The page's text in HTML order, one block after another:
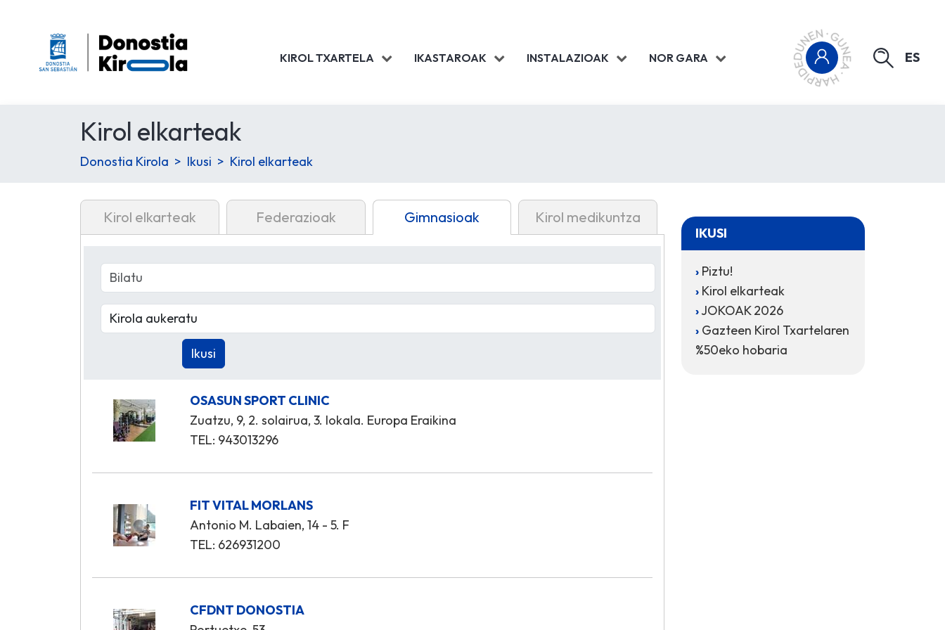
KIROL TXARTELA IKASTAROAK INSTALAZIOAK NOR GARA ES
Kirol elkarteak
Donostia Kirola Ikusi Kirol elkarteak
Kirol elkarteak Federazioak Gimnasioak Kirol medikuntza
OSASUN SPORT CLINIC
Zuatzu, 9, 2. solairua, 3. lokala. Europa Eraikina
TEL: 943013296
FIT VITAL MORLANS
Antonio M. Labaien, 14 - 5. F
TEL: 626931200
CFDNT DONOSTIA
IKUSI
Piztu!
Kirol elkarteak
JOKOAK 2026
Gazteen Kirol Txartelaren
%50eko hobaria